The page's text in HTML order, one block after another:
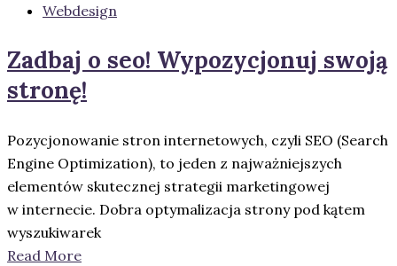
Webdesign
Zadbaj o seo! Wypozycjonuj swoją
stronę!
Pozycjonowanie stron internetowych, czyli SEO (Search
Engine Optimization), to jeden z najważniejszych
elementów skutecznej strategii marketingowej
w internecie. Dobra optymalizacja strony pod kątem
wyszukiwarek
Read More